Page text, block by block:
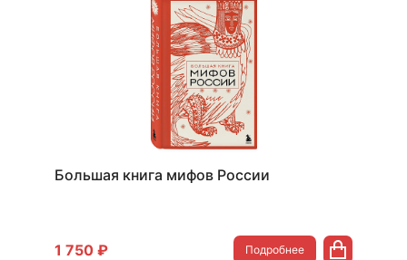
Большая книга мифов России
1 750 ₽ Подробнее